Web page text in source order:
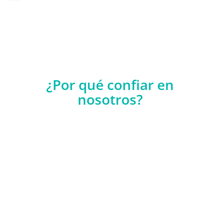
¿Por qué confiar en
nosotros?